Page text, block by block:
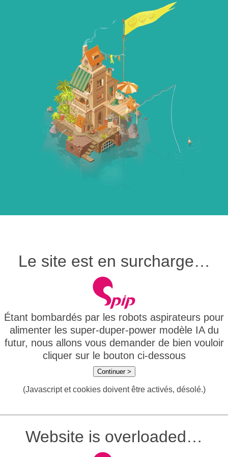
Le site est en surcharge…
Étant bombardés par les robots aspirateurs pour
alimenter les super-duper-power modèle IA du
futur, nous allons vous demander de bien vouloir
cliquer sur le bouton ci-dessous
Continuer >
(Javascript et cookies doivent être activés, désolé.)
Website is overloaded…